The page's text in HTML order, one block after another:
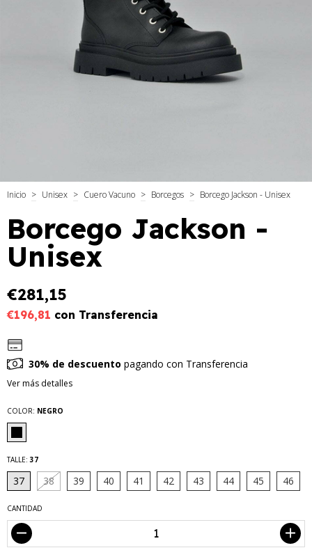
Inicio > Unisex > Cuero Vacuno > Borcegos > Borcego Jackson - Unisex
Borcego Jackson -
Unisex
€281,15
€196,81 con Transferencia
30% de descuento pagando con Transferencia
Ver más detalles
COLOR: NEGRO
TALLE:37
37 38 39 40 41 42 43 44 45 46
CANTIDAD